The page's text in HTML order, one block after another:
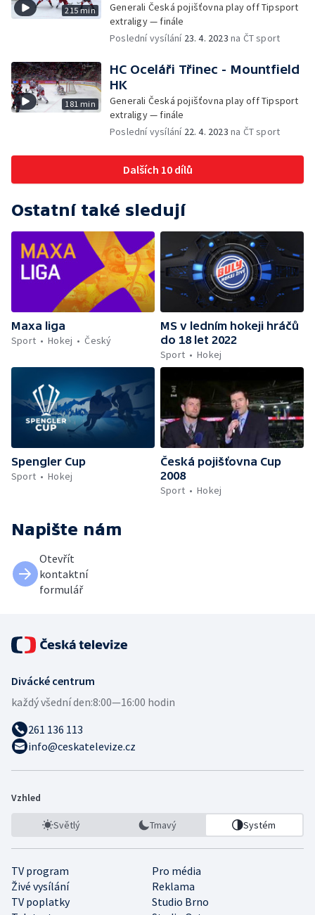
215 min
Generali Česká pojišťovna play off Tipsport
extraligy — finále
Poslední vysílání 23. 4. 2023 na ČT sport
181 min
HC Oceláři Třinec - Mountfield
HK
Generali Česká pojišťovna play off Tipsport
extraligy — finále
Poslední vysílání 22. 4. 2023 na ČT sport
Dalších 10 dílů
Ostatní také sledují
Maxa liga
Sport
Hokej Český
MS v ledním hokeji hráčů
do 18 let 2022
Sport
Hokej
Spengler Cup
Sport
Hokej
Česká pojišťovna Cup
2008
Sport
Hokej
Napište nám
Otevřít
kontaktní
formulář
Divácké centrum
každý všední den:8:00—16:00 hodin
261 136 113
info@ceskatelevize.cz
Vzhled
Světlý Tmavý Systém
TV program
Pro média
Živé vysílání
Reklama
TV poplatky
Studio Brno